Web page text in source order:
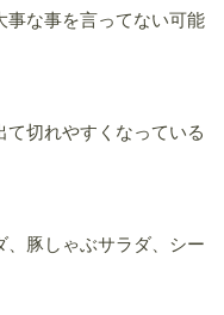
事な事を言ってない可能
切れやすくなっている
、豚しゃぶサラダ、シー